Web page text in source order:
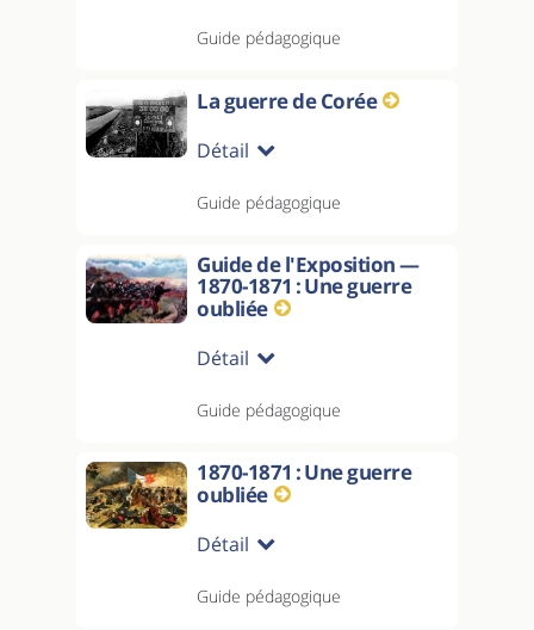
Guide pédagogique
La guerre de Corée
Détail
Guide pédagogique
Guide de l'Exposition —
1870-1871 : Une guerre
oubliée
Détail
Guide pédagogique
1870-1871 : Une guerre
oubliée
Détail
Guide pédagogique